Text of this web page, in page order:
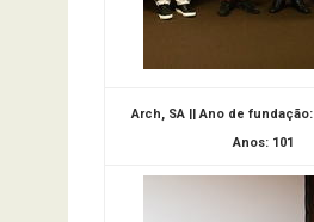
Arch, SA || Ano de fundação:
Anos: 101